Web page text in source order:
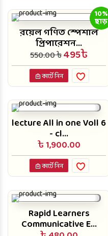
10%
ছাড়
রয়েল গণিত স্পেশাল
প্রিপারেশন...
550.00 ৳495৳
কার্টে নিন
lecture All in one Voll 6
- cl...
৳ 1,900.00
কার্টে নিন
Rapid Learners
Communicative E...